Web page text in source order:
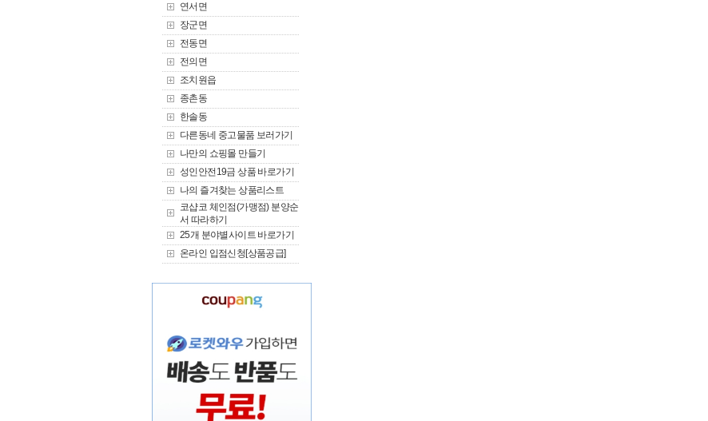
연서면
장군면
전동면
전의면
조치원읍
종촌동
한솔동
다른동네 중고물품 보러가기
나만의 쇼핑몰 만들기
성인안전19금 상품 바로가기
나의 즐겨찾는 상품리스트
코샵코 체인점(가맹점) 분양순
서 따라하기
25개 분야별사이트 바로가기
온라인 입점신청[상품공급]